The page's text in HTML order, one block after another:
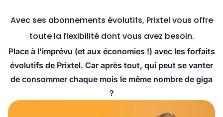
Avec ses abonnements évolutifs, Prixtel vous offre
toute la flexibilité dont vous avez besoin.
Place à l'imprévu (et aux économies !) avec les forfaits
évolutifs de Prixtel. Car après tout, qui peut se vanter
de consommer chaque mois le même nombre de giga
?